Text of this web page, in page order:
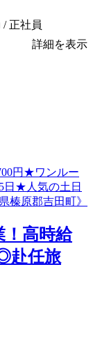
正社員
詳細を表示
！高時給
赴任旅